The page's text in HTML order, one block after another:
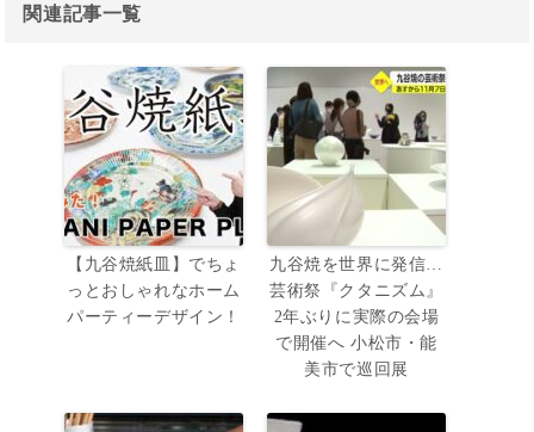
関連記事一覧
【九谷焼紙皿】でちょ
っとおしゃれなホーム
パーティーデザイン！
九谷焼を世界に発信…
芸術祭『クタニズム』
2年ぶりに実際の会場
で開催へ 小松市・能
美市で巡回展